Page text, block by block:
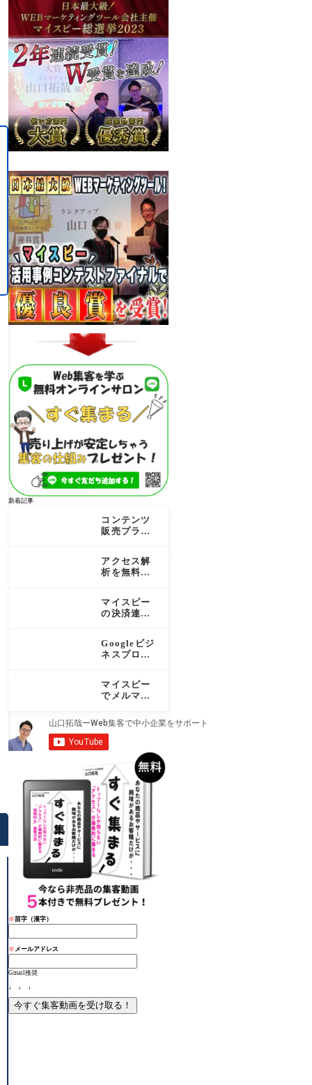
新着記事
コンテンツ
販売プラッ
較！個人で
売る成功の
アクセス解
析を無料で
成果を最大
化する道
マイスピー
の決済連携
サービスと
設定手順を
く解説
Googleビジ
ネスプロフ
増やす！効
果・種類・
解説
マイスピー
でメルマガ
るなら必
読！認定パ
ートナーが
機能と運用
を徹底解説
※苗字（漢字）
※ メールアドレス
Gmail推奨
↓ ↓ ↓